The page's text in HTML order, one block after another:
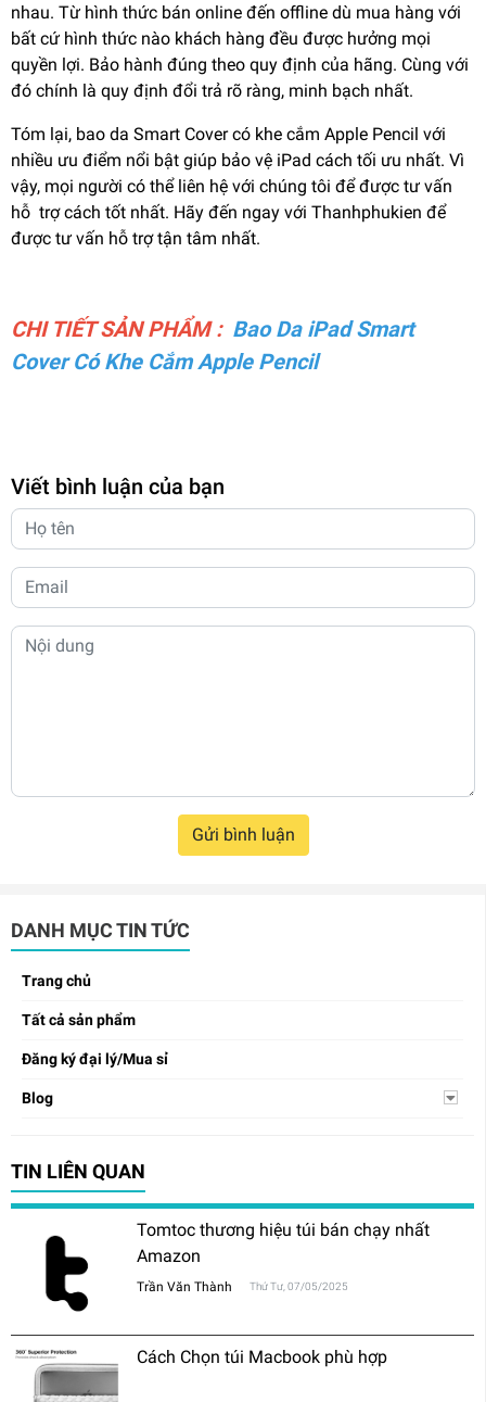
DANH MỤC TIN TỨC
Trang chủ
Tất cả sản phẩm
Đăng ký đại lý/Mua sỉ
Blog
TIN LIÊN QUAN
Tomtoc thương hiệu túi bán chạy nhất
Amazon
Trần Văn Thành Thứ Tư, 07/05/2025
Cách Chọn túi Macbook phù hợp
nhau. Từ hình thức bán online đến offline dù mua hàng với
bất cứ hình thức nào khách hàng đều được hưởng mọi
quyền lợi. Bảo hành đúng theo quy định của hãng. Cùng với
đó chính là quy định đổi trả rõ ràng, minh bạch nhất.
Tóm lại, bao da Smart Cover có khe cắm Apple Pencil với
nhiều ưu điểm nổi bật giúp bảo vệ iPad cách tối ưu nhất. Vì
vậy, mọi người có thể liên hệ với chúng tôi để được tư vấn
hỗ trợ cách tốt nhất. Hãy đến ngay với Thanhphukien để
được tư vấn hỗ trợ tận tâm nhất.
CHI TIẾT SẢN PHẨM : Bao Da iPad Smart
Cover Có Khe Cắm Apple Pencil
Viết bình luận của bạn
Gửi bình luận